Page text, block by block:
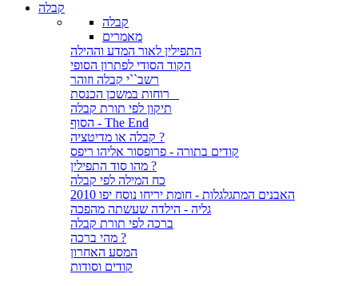
קבלה
קבלה
מאמרים
התפילין לאור המדע וההילה
הקוד הסודי לפתרון הסופי
רשב``י קבלה וזוהר
תיקון לפי תורת קבלה
הסוף - The End
קבלה או מדיטציה ?
קודים בתורה - פרופסור אליהו ריפס
מהו סוד התפילין ?
כח המילה לפי קבלה
האבנים המתגלגלות - חומת יריחו נוסח יפו 2010
גליה - הילדה שעשתה מהפכה
ברכה לפי תורת קבלה
מהי ברכה ?
המסע האחרון
קודים וסודות